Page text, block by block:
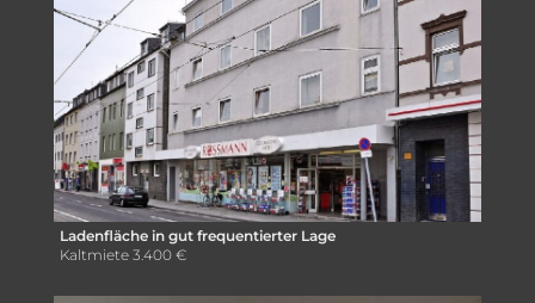
Ladenfläche in gut frequentierter Lage
Kaltmiete 3.400 €